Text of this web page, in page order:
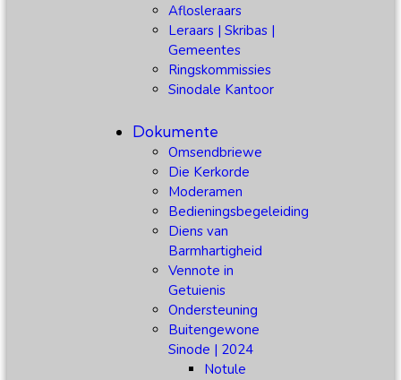
Aflosleraars
Leraars | Skribas |
Gemeentes
Ringskommissies
Sinodale Kantoor
Dokumente
Omsendbriewe
Die Kerkorde
Moderamen
Bedieningsbegeleiding
Diens van
Barmhartigheid
Vennote in
Getuienis
Ondersteuning
Buitengewone
Sinode | 2024
Notule